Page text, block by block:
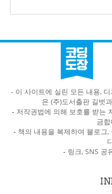
- 이 사이트에 실린 모든 내용,
은 (주)도서출판 길벗
- 저작권법에 의해 보호를 받는
금
- 책의 내용을 복제하여 블로그
- 링크, SNS 공